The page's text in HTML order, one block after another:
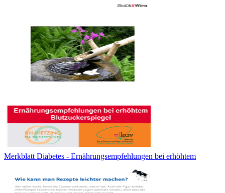
Merkblatt Diabetes - Ernährungsempfehlungen bei erhöhtem